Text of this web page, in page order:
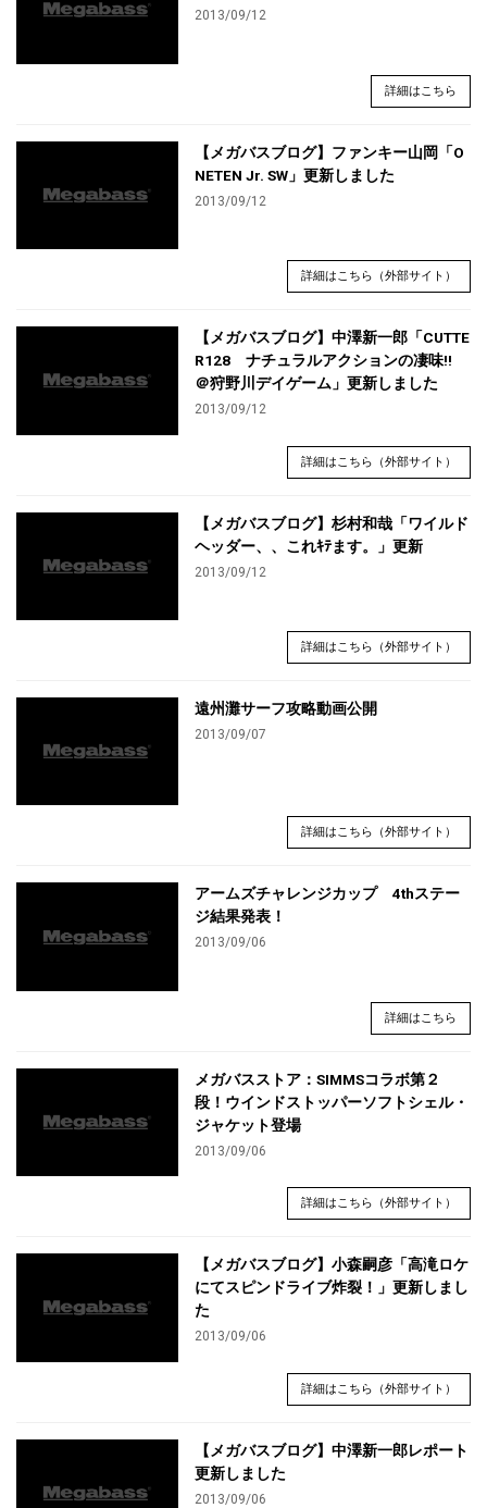
2013/09/12
詳細はこちら
【メガバスブログ】ファンキー山岡「O
NETEN Jr. SW」更新しました
2013/09/12
詳細はこちら（外部サイト）
【メガバスブログ】中澤新一郎「CUTTE
R128 ナチュラルアクションの凄味!!
＠狩野川デイゲーム」更新しました
2013/09/12
詳細はこちら（外部サイト）
【メガバスブログ】杉村和哉「ワイルド
ヘッダー、、これｷﾃます。」更新
2013/09/12
詳細はこちら（外部サイト）
遠州灘サーフ攻略動画公開
2013/09/07
詳細はこちら（外部サイト）
アームズチャレンジカップ 4thステー
ジ結果発表！
2013/09/06
詳細はこちら
メガバスストア：SIMMSコラボ第２
段！ウインドストッパーソフトシェル・
ジャケット登場
2013/09/06
詳細はこちら（外部サイト）
【メガバスブログ】小森嗣彦「高滝ロケ
にてスピンドライブ炸裂！」更新しまし
た
2013/09/06
詳細はこちら（外部サイト）
【メガバスブログ】中澤新一郎レポート
更新しました
2013/09/06